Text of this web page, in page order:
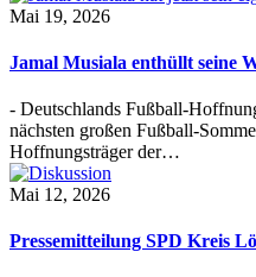
Mai 19, 2026
Jamal Musiala enthüllt seine
- Deutschlands Fußball-
nächsten großen Fußball-
Hoffnungsträger der…
Mai 12, 2026
Pressemitteilung SPD Kreis